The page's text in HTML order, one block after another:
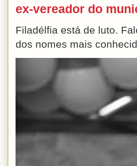
ex-vereador do
Filadélfia está de luto.
dos nomes mais